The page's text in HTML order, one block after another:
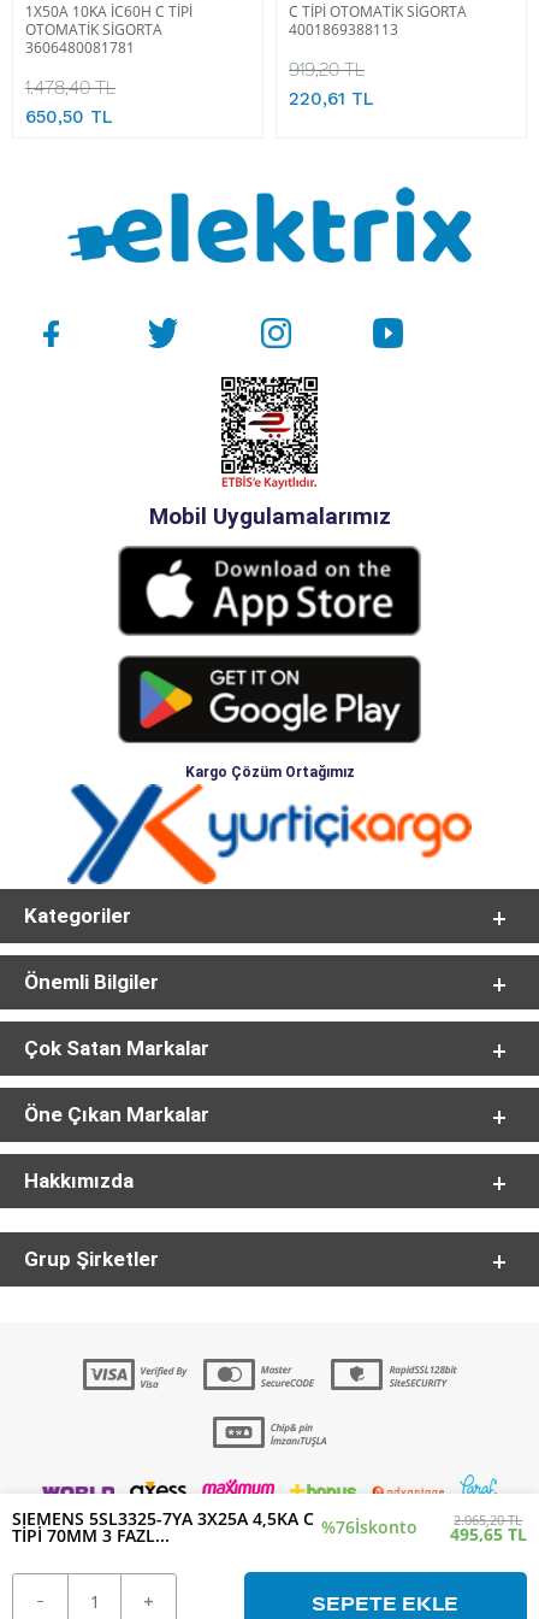
SIEMENS 5SL3325-7YA 3X25A 4,5KA C
TİPİ 70MM 3 FAZL... %76İskonto 2.065,20 TL
495,65 TL
SEPETE EKLE
1X50A 10KA İC60H C TİPİ
OTOMATİK SİGORTA
3606480081781
1.478,40 TL
650,50 TL
C TİPİ OTOMATİK SİGORTA
4001869388113
919,20 TL
220,61 TL
Mobil Uygulamalarımız
Kargo Çözüm Ortağımız
Kategoriler
Önemli Bilgiler
Çok Satan Markalar
Öne Çıkan Markalar
Hakkımızda
Grup Şirketler
-Soft Sistemleriyle Hazırlanmıştır.